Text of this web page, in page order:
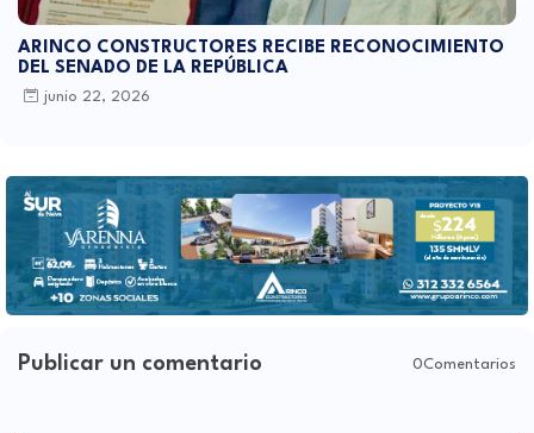
ARINCO CONSTRUCTORES RECIBE RECONOCIMIENTO
DEL SENADO DE LA REPÚBLICA
junio 22, 2026
Publicar un comentario 0Comentarios